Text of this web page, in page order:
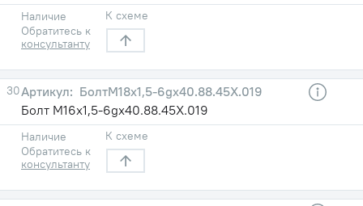
Наличие
Обратитесь к
консультанту
К схеме
30
БолтМ18х1,5-6gх40.88.45Х.019
Болт М16х1,5-6gх40.88.45Х.019
Наличие
Обратитесь к
консультанту
К схеме